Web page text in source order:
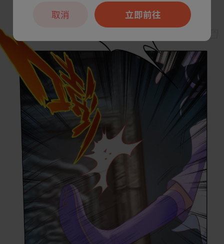
立即前往
取消